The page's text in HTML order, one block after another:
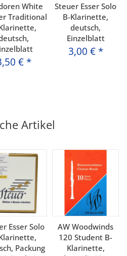
White
Traditional
€ *
Steuer Esser Solo
B-Klarinette,
deutsch,
Einzelblatt
3,00 € *
Artikel
Esser Solo
Packung
AW Woodwinds
120 Student B-
Klarinette,